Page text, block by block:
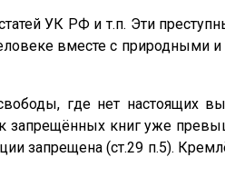
УК РФ и т.п. Эти
вместе с природными
где нет настоящих
запрещённых книг уже
запрещена (ст.29 п.5).